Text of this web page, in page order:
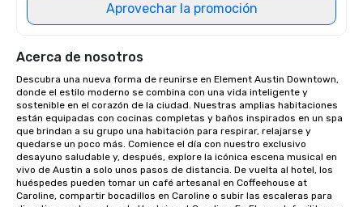
Aprovechar la promoción
Acerca de nosotros
Descubra una nueva forma de reunirse en Element Austin Downtown,
donde el estilo moderno se combina con una vida inteligente y
sostenible en el corazón de la ciudad. Nuestras amplias habitaciones
están equipadas con cocinas completas y baños inspirados en un spa
que brindan a su grupo una habitación para respirar, relajarse y
quedarse un poco más. Comience el día con nuestro exclusivo
desayuno saludable y, después, explore la icónica escena musical en
vivo de Austin a solo unos pasos de distancia. De vuelta al hotel, los
huéspedes pueden tomar un café artesanal en Coffeehouse at
Caroline, compartir bocadillos en Caroline o subir las escaleras para